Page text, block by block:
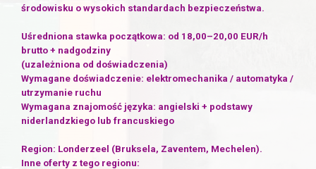
środowisku o wysokich standardach bezpieczeństwa.
Uśredniona stawka początkowa: od 18,00–20,00 EUR/h
brutto + nadgodziny
(uzależniona od doświadczenia)
Wymagane doświadczenie: elektromechanika / automatyka /
utrzymanie ruchu
Wymagana znajomość języka: angielski + podstawy
niderlandzkiego lub francuskiego
Region: Londerzeel (Bruksela, Zaventem, Mechelen).
Inne oferty z tego regionu: